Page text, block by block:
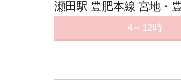
瀬田駅 豊肥本線 宮地・
4～12時